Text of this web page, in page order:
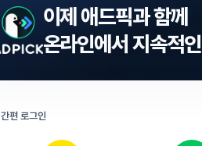
이제 애드픽과 함께
온라인에서 지속적
간편 로그인